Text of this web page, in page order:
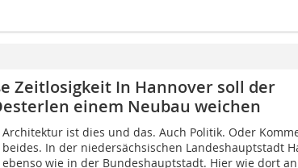
Zeitlosigkeit In Hannover soll der
einem Neubau weichen
Architektur ist dies und das. Auch Politik. Oder
beides. In der niedersächsischen Landeshauptstadt
ebenso wie in der Bundeshauptstadt. Hier wie dort